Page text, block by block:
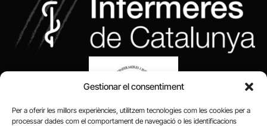
Gestionar el consentiment
Per a oferir les millors experiències, utilitzem tecnologies com les cookies per a
processar dades com el comportament de navegació o les identificacions